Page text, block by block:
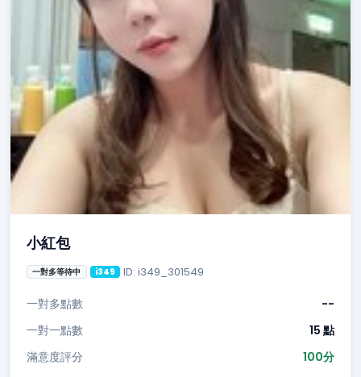
小紅包
一對多等待中 i349 ID: i349_301549
一對多點數
--
一對一點數
15 點
滿意度評分
100分